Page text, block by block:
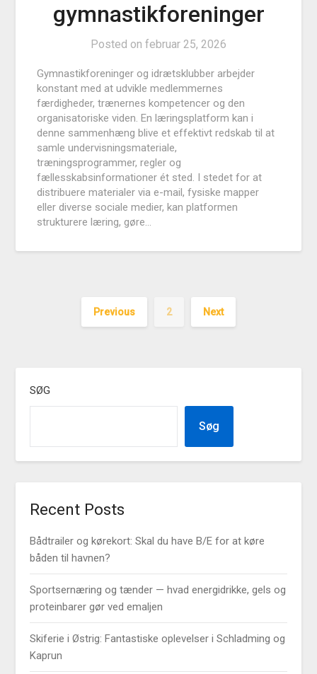
gymnastikforeninger
Posted on februar 25, 2026
Gymnastikforeninger og idrætsklubber arbejder
konstant med at udvikle medlemmernes
færdigheder, trænernes kompetencer og den
organisatoriske viden. En læringsplatform kan i
denne sammenhæng blive et effektivt redskab til at
samle undervisningsmateriale,
træningsprogrammer, regler og
fællesskabsinformationer ét sted. I stedet for at
distribuere materialer via e-mail, fysiske mapper
eller diverse sociale medier, kan platformen
strukturere læring, gøre…
Previous 2 Next
SØG
Søg
Recent Posts
Bådtrailer og kørekort: Skal du have B/E for at køre
båden til havnen?
Sportsernæring og tænder — hvad energidrikke, gels og
proteinbarer gør ved emaljen
Skiferie i Østrig: Fantastiske oplevelser i Schladming og
Kaprun